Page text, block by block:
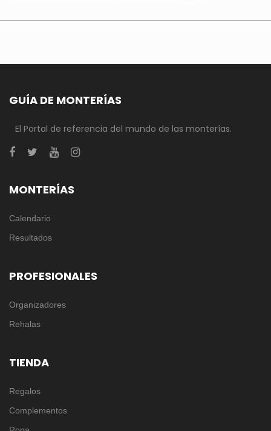
GUÍA DE MONTERÍAS
El Portal de referencia del mundo de las monterías.
MONTERÍAS
Calendario
Resultados
PROFESIONALES
Organizadores
Rehalas
TIENDA
Regalos
Complementos